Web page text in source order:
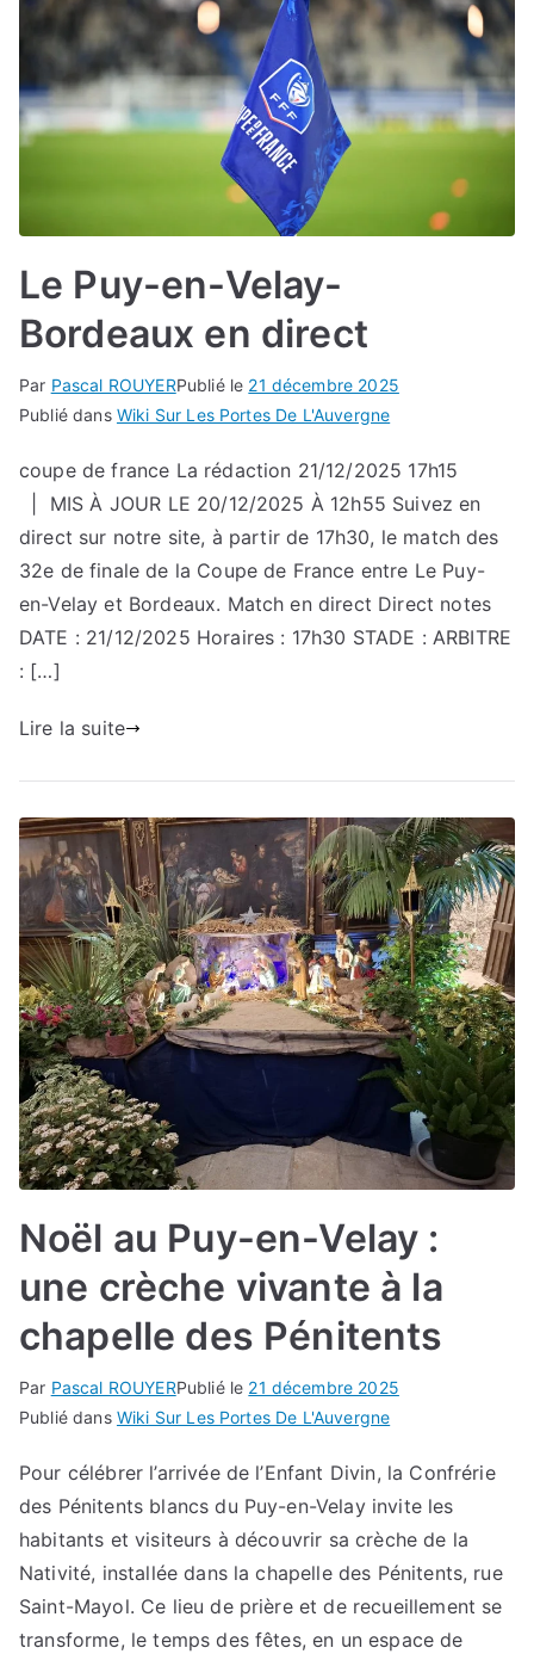
Le Puy-en-Velay-
Bordeaux en direct
Par Pascal ROUYERPublié le 21 décembre 2025
Publié dans Wiki Sur Les Portes De L'Auvergne
coupe de france La rédaction 21/12/2025 17h15
| MIS À JOUR LE 20/12/2025 À 12h55 Suivez en
direct sur notre site, à partir de 17h30, le match des
32e de finale de la Coupe de France entre Le Puy-
en-Velay et Bordeaux. Match en direct Direct notes
DATE : 21/12/2025 Horaires : 17h30 STADE : ARBITRE
: […]
Lire la suite
Noël au Puy-en-Velay :
une crèche vivante à la
chapelle des Pénitents
Par Pascal ROUYERPublié le 21 décembre 2025
Publié dans Wiki Sur Les Portes De L'Auvergne
Pour célébrer l’arrivée de l’Enfant Divin, la Confrérie
des Pénitents blancs du Puy-en-Velay invite les
habitants et visiteurs à découvrir sa crèche de la
Nativité, installée dans la chapelle des Pénitents, rue
Saint-Mayol. Ce lieu de prière et de recueillement se
transforme, le temps des fêtes, en un espace de